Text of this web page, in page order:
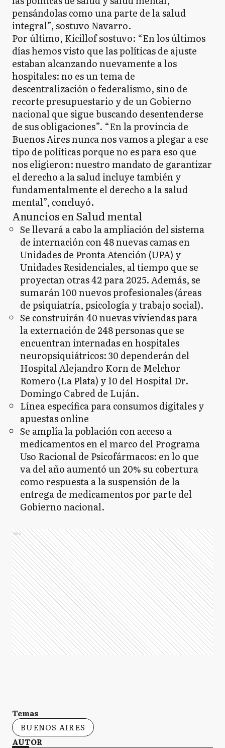
pensándolas como una parte de la salud
integral”, sostuvo Navarro.
Por último, Kicillof sostuvo: “En los últimos
días hemos visto que las políticas de ajuste
estaban alcanzando nuevamente a los
hospitales: no es un tema de
descentralización o federalismo, sino de
recorte presupuestario y de un Gobierno
nacional que sigue buscando desentenderse
de sus obligaciones”. “En la provincia de
Buenos Aires nunca nos vamos a plegar a ese
tipo de políticas porque no es para eso que
nos eligieron: nuestro mandato de garantizar
el derecho a la salud incluye también y
fundamentalmente el derecho a la salud
mental”, concluyó.
Anuncios en Salud mental
Se llevará a cabo la ampliación del sistema
de internación con 48 nuevas camas en
Unidades de Pronta Atención (UPA) y
Unidades Residenciales, al tiempo que se
proyectan otras 42 para 2025. Además, se
sumarán 100 nuevos profesionales (áreas
de psiquiatría, psicología y trabajo social).
Se construirán 40 nuevas viviendas para
la externación de 248 personas que se
encuentran internadas en hospitales
neuropsiquiátricos: 30 dependerán del
Hospital Alejandro Korn de Melchor
Romero (La Plata) y 10 del Hospital Dr.
Domingo Cabred de Luján.
Línea específica para consumos digitales y
apuestas online
Se amplía la población con acceso a
medicamentos en el marco del Programa
Uso Racional de Psicofármacos: en lo que
va del año aumentó un 20% su cobertura
como respuesta a la suspensión de la
entrega de medicamentos por parte del
Gobierno nacional.
Ads
Temas
BUENOS AIRES
AUTOR